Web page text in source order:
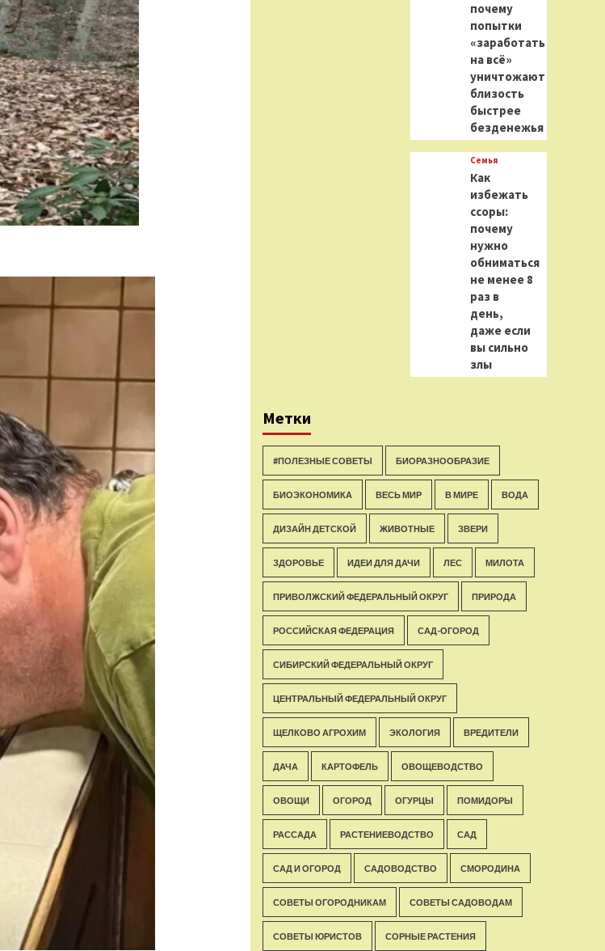
почему
попытки
«заработать
на всё»
уничтожают
близость
быстрее
безденежья
Семья
Как
избежать
ссоры:
почему
нужно
обниматься
не менее 8
раз в
день,
даже если
вы сильно
злы
Метки
#ПОЛЕЗНЫЕ СОВЕТЫ БИОРАЗНООБРАЗИЕ
БИОЭКОНОМИКА ВЕСЬ МИР В МИРЕ ВОДА
ДИЗАЙН ДЕТСКОЙ ЖИВОТНЫЕ ЗВЕРИ
ЗДОРОВЬЕ ИДЕИ ДЛЯ ДАЧИ ЛЕС МИЛОТА
ПРИВОЛЖСКИЙ ФЕДЕРАЛЬНЫЙ ОКРУГ ПРИРОДА
РОССИЙСКАЯ ФЕДЕРАЦИЯ САД-ОГОРОД
СИБИРСКИЙ ФЕДЕРАЛЬНЫЙ ОКРУГ
ЦЕНТРАЛЬНЫЙ ФЕДЕРАЛЬНЫЙ ОКРУГ
ЩЕЛКОВО АГРОХИМ ЭКОЛОГИЯ ВРЕДИТЕЛИ
ДАЧА КАРТОФЕЛЬ ОВОЩЕВОДСТВО
ОВОЩИ ОГОРОД ОГУРЦЫ ПОМИДОРЫ
РАССАДА РАСТЕНИЕВОДСТВО САД
САД И ОГОРОД САДОВОДСТВО СМОРОДИНА
СОВЕТЫ ОГОРОДНИКАМ СОВЕТЫ САДОВОДАМ
СОВЕТЫ ЮРИСТОВ СОРНЫЕ РАСТЕНИЯ